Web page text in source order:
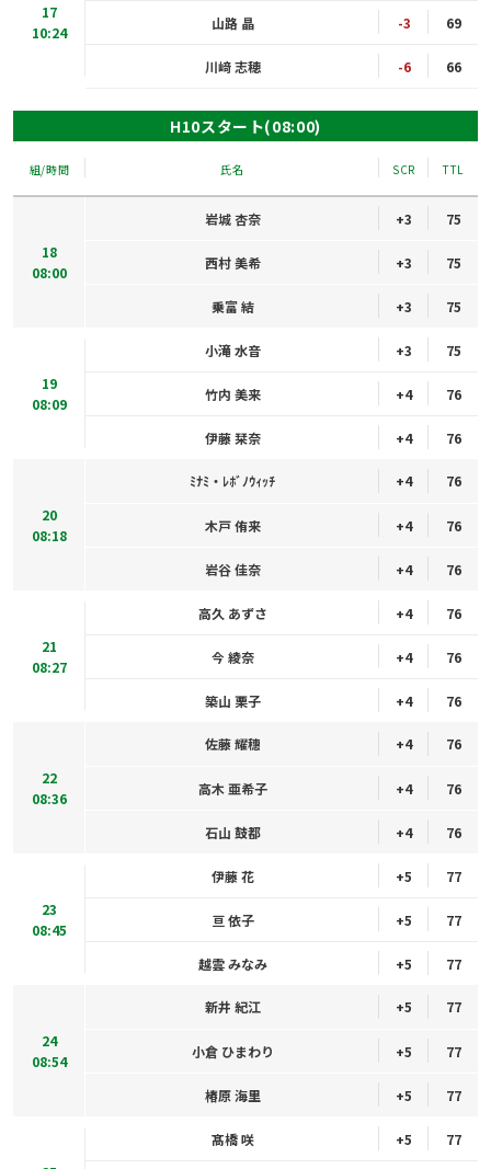
17
10:24
山路 晶 -3 69
川﨑 志穂 -6 66
H10スタート(08:00)
組/時間 氏名 SCR TTL
18
08:00
岩城 杏奈 +3 75
西村 美希 +3 75
乗富 結 +3 75
19
08:09
小滝 水音 +3 75
竹内 美来 +4 76
伊藤 栞奈 +4 76
20
08:18
ﾐﾅﾐ・ﾚﾎﾞﾉｳｨｯﾁ +4 76
木戸 侑来 +4 76
岩谷 佳奈 +4 76
21
08:27
高久 あずさ +4 76
今 綾奈 +4 76
築山 栗子 +4 76
22
08:36
佐藤 耀穗 +4 76
高木 亜希子 +4 76
石山 鼓都 +4 76
23
08:45
伊藤 花 +5 77
亘 依子 +5 77
越雲 みなみ +5 77
24
08:54
新井 紀江 +5 77
小倉 ひまわり +5 77
椿原 海里 +5 77
髙橋 咲 +5 77